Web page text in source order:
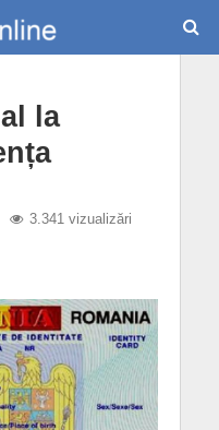
la
3.341 vizualizări